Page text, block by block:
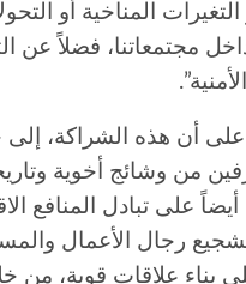
المناخية أو
داخل مجتمعاتنا، فضلاً عن
أن هذه الشراكة، إلى
من وشائج أخوية
على تبادل المنافع
رجال الأعمال
بناء علاقات قوية، من